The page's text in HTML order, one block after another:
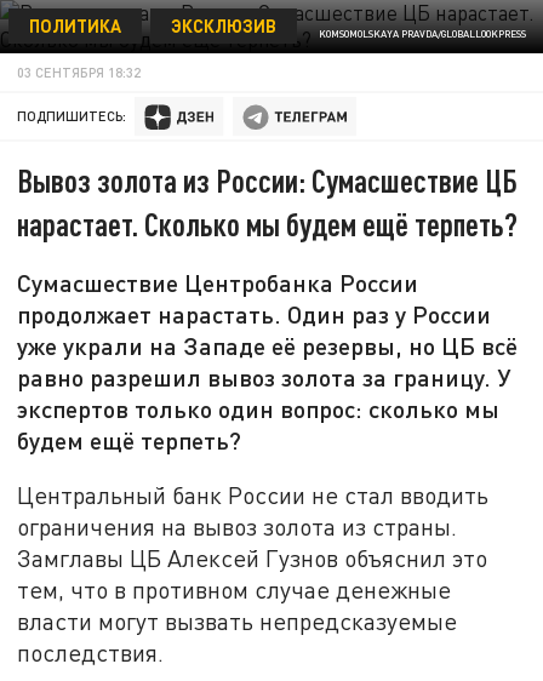
KOMSOMOLSKAYA PRAVDA/GLOBALLOOKPRESS
ПОЛИТИКА ЭКСКЛЮЗИВ
03 СЕНТЯБРЯ 18:32
ПОДПИШИТЕСЬ:
Вывоз золота из России: Сумасшествие ЦБ
нарастает. Сколько мы будем ещё терпеть?
Сумасшествие Центробанка России
продолжает нарастать. Один раз у России
уже украли на Западе её резервы, но ЦБ всё
равно разрешил вывоз золота за границу. У
экспертов только один вопрос: сколько мы
будем ещё терпеть?
Центральный банк России не стал вводить
ограничения на вывоз золота из страны.
Замглавы ЦБ Алексей Гузнов объяснил это
тем, что в противном случае денежные
власти могут вызвать непредсказуемые
последствия.